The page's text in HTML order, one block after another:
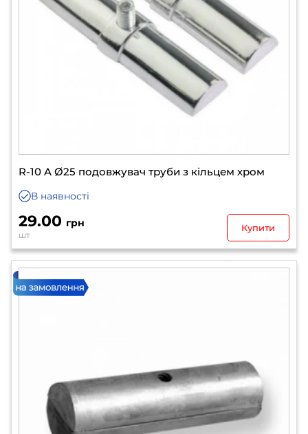
R-10 A Ø25 подовжувач труби з кільцем хром
В наявності
29.00 грн
шт
Купити